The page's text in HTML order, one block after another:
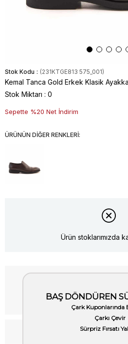
Stok Kodu (231KTGE813 575_001)
Kemal Tanca Gold Erkek Klasik
Stok Miktarı : 0
Sepette %20 Net İndirim
ÜRÜNÜN DİĞER RENKLERİ:
Ürün stoklarımızda
Kargo Bedava
WhatsApp’tan